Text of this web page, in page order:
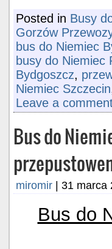
Posted in Busy
Gorzów
bus do Niemiec
busy do Niemiec
Bydgoszcz,
Niemiec Szczecin
Leave a
Bus do
miromir | 31 marca
Bus do